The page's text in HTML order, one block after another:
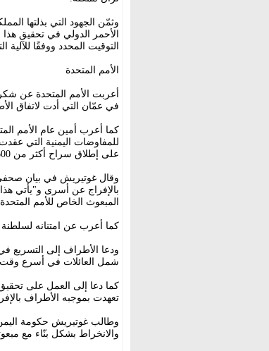
وثمّن الجهود التي بذلتها
الأحمر الدولي في تحقيق هذا
التوقيت المحدد ووفقًا للآلية
الأمم المتحدة
أعربت الأمم المتحدة عن
في عمّان التي أدت لاتفاق الأطراف على
كما أعرب أمين عام الأمم
للمفاوضات اليمنية التي
على إطلاق سراح أكثر من 1600 من الأسرى المحتجزين على خلفية النزاع.
وقال غوتيريش في بيان صحفي
بالإفراج عن أسرى و"يأتي
المبعوث الخاص للأمم
كما أعرب عن امتنانه
ودعا الأطراف إلى التسريع في
شمل العائلات في أسرع
تعهدت بموجبه الأطراف
وطالب غوتيريش حكومة اليمن
والانخراط بشكل بنّاء مع